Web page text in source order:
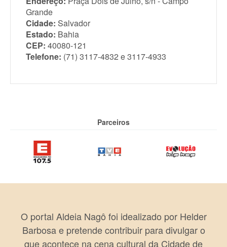
Grande
Cidade: Salvador
Estado: Bahia
CEP: 40080-121
Telefone: (71) 3117-4832 e 3117-4933
Parceiros
O portal Aldeia Nagô foi idealizado por Helder
Barbosa e pretende contribuir para divulgar o
que acontece na cena cultural da Cidade de